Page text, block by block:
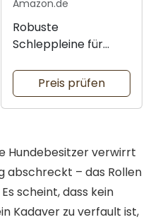
Amazon.de
Robuste
Schleppleine für
Preis prüfen
Hundebesitzer verwirrt
abschreckt – das Rollen
scheint, dass kein
Kadaver zu verfault ist,